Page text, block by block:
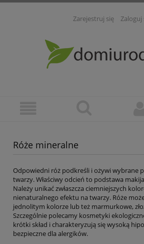
Zarejestruj się Zaloguj
Róże mineralne
Odpowiedni róż podkreśli i ożywi wybrane
twarzy. Właściwy odcień to podstawa
Należy unikać zwłaszcza ciemniejszych
nienaturalnego efektu na twarzy. Róże
jednolitym kolorze lub też marmurkowe,
Szczególnie polecamy kosmetyki
krótki skład i charakteryzują się wysoką
bezpieczne dla alergików.